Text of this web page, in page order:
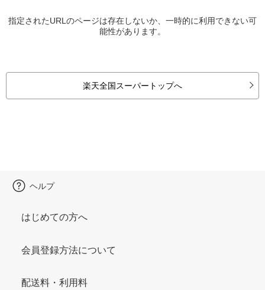
指定されたURLのページは存在しないか、一時的に利用できない可
能性があります。
楽天全国スーパートップへ
ヘルプ
はじめての方へ
会員登録方法について
配送料・利用料